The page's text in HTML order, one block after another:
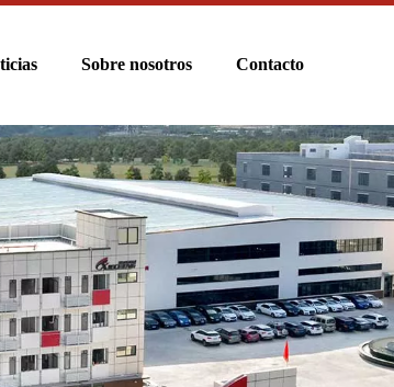
Sobre nosotros Contacto